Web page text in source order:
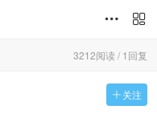


3212阅读 / 1回复
 关注